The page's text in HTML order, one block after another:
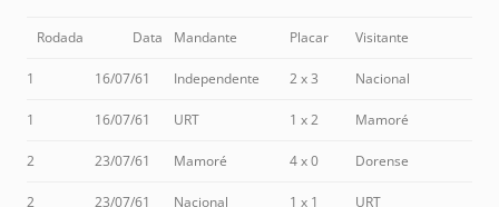
Rodada Data Mandante Placar Visitante
1 16/07/61 Independente 2 x 3 Nacional
1 16/07/61 URT 1 x 2 Mamoré
2 23/07/61 Mamoré 4 x 0 Dorense
2 23/07/61 Nacional 1 x 1 URT